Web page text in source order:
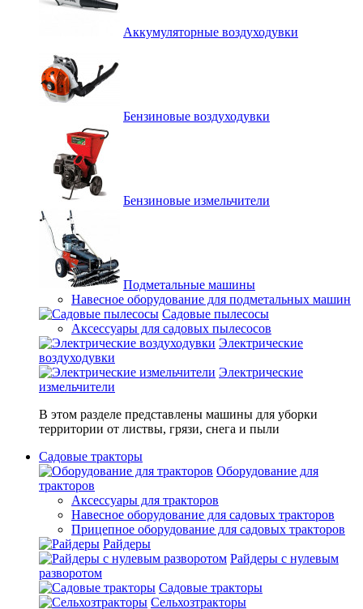
Аккумуляторные воздуходувки
Бензиновые воздуходувки
Бензиновые измельчители
Подметальные машины
Навесное оборудование для подметальных машин
Садовые пылесосы
Аксессуары для садовых пылесосов
Электрические
воздуходувки
Электрические
измельчители
В этом разделе представлены машины для уборки
территории от листвы, грязи, снега и пыли
Садовые тракторы
Оборудование для
тракторов
Аксессуары для тракторов
Навесное оборудование для садовых тракторов
Прицепное оборудование для садовых тракторов
Райдеры
Райдеры с нулевым
разворотом
Садовые тракторы
Сельхозтракторы